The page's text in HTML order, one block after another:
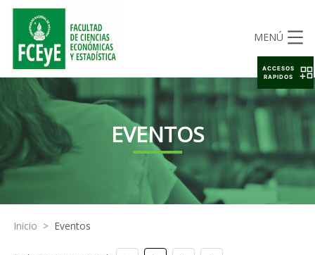
MENÚ
EVENTOS
Inicio > Eventos
ACCESOS
RAPIDOS